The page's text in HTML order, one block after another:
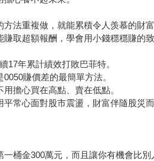
法重複做，就能累積令人羡慕的財
取超額報酬，學會用小錢穩穩賺的致
17年累計績效打敗巴菲特。
賺價差的最簡單方法。
擔心買在高點、賣在低點。
常心面對股市震盪，財富伴隨股災而
桶金300萬元，而且讓你有機會比別